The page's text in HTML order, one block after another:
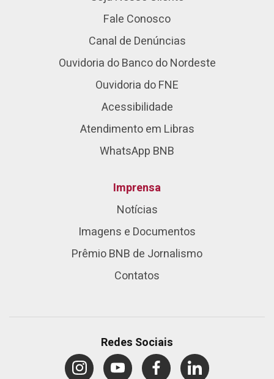
Fale Conosco
Canal de Denúncias
Ouvidoria do Banco do Nordeste
Ouvidoria do FNE
Acessibilidade
Atendimento em Libras
WhatsApp BNB
Imprensa
Notícias
Imagens e Documentos
Prêmio BNB de Jornalismo
Contatos
Redes Sociais